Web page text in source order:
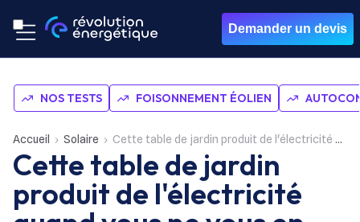
Demander un devis
NOS TESTS FOISONNEMENT ÉOLIEN
Accueil Solaire Cette table de jardin produit de l'électricité quand vous ne vous en servez pas
Cette table de jardin
produit de l'électricité